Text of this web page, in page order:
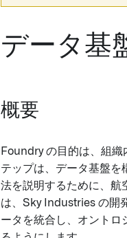
データ基
概要
Foundry の目的は、組
テップは、データ基盤を
法を説明するために、航
は、Sky Industries の開
ータを統合し、オントロ